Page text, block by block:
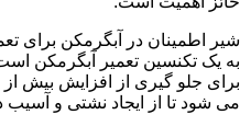
شیر اطمینان در آبگرمکن برای
به یک تکنسین تعمیر آبگرمکن
برای جلو گیری از افزایش بیش
می شود تا از ایجاد نشتی و آسیب